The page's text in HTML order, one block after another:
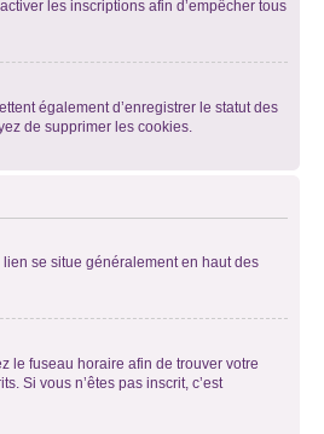
les inscriptions afin d’empêcher tous
également d’enregistrer le statut des
de supprimer les cookies.
se situe généralement en haut des
le fuseau horaire afin de trouver votre
Si vous n’êtes pas inscrit, c’est